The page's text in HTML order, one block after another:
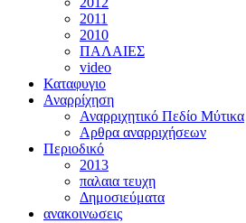
2011
2010
ΠΑΛΑΙΕΣ
video
Καταφυγιο
Αναρρίχηση
Αναρριχητικό Πεδίο Μύτικα
Αρθρα αναρριχήσεων
Περιοδικό
2013
παλαια τευχη
Δημοσιεύματα
ανακοινωσεις